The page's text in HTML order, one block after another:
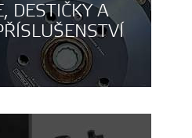
DESTIČKY A